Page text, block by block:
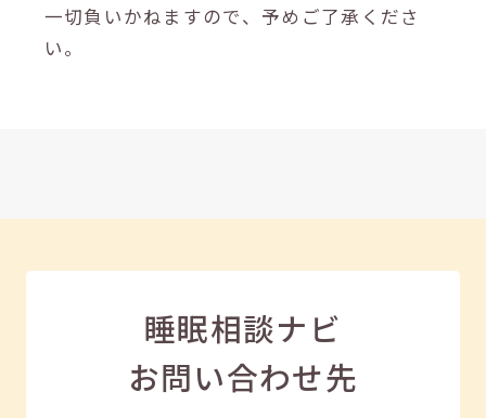
一切負いかねますので、予めご了承くださ
い。
睡眠相談ナビ
お問い合わせ先